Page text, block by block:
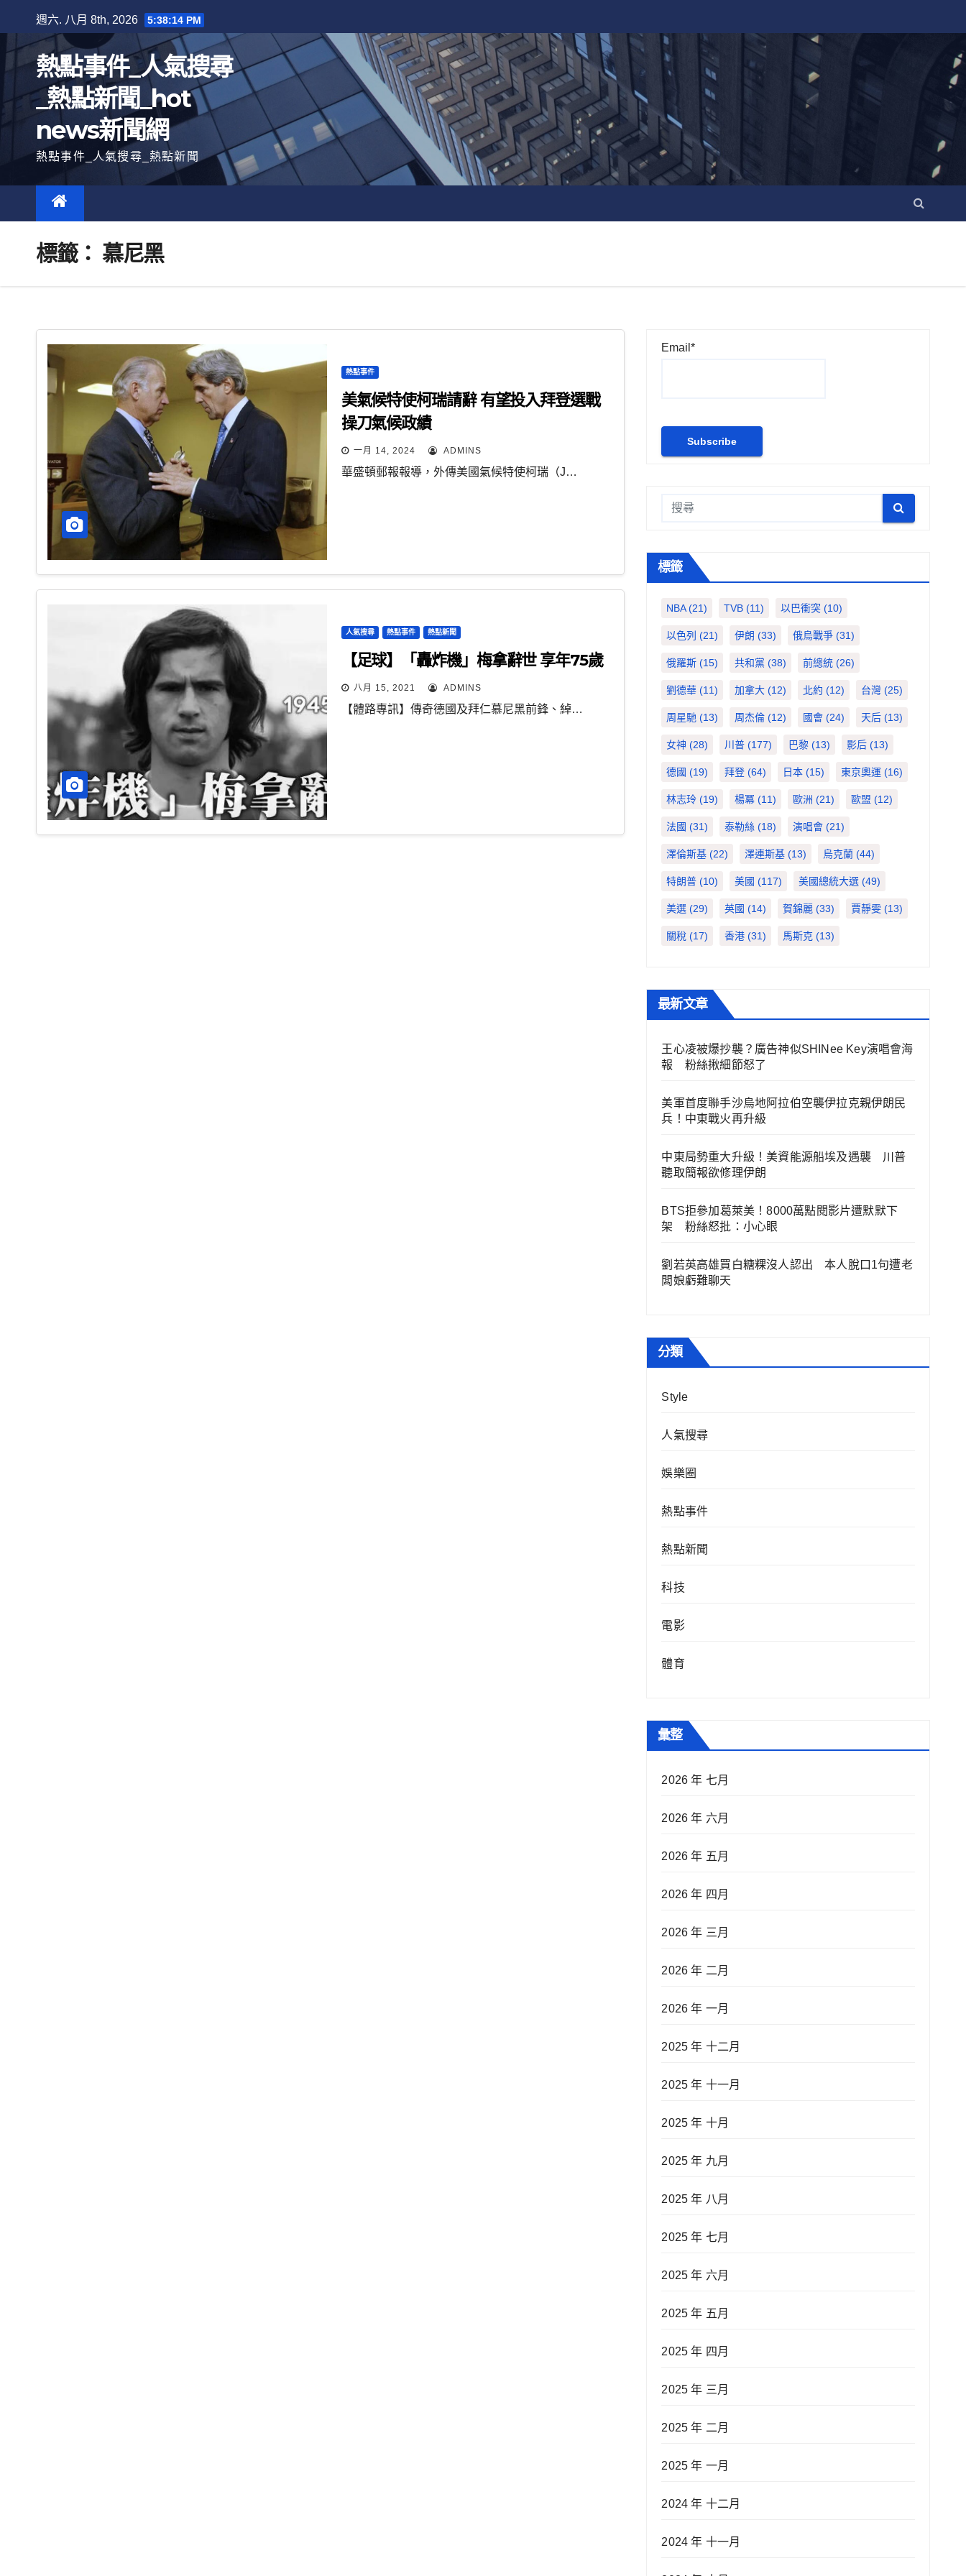
至
內
週六. 八月 8th, 2026 5:38:15 PM
熱點事件_人氣搜尋
_熱點新聞_hot
news新聞網
熱點事件_人氣搜尋_熱點新聞
標籤： 慕尼黑
熱點事件
美氣候特使柯瑞請辭 有望投入拜登選戰
操刀氣候政績
一月 14, 2024 ADMINS
華盛頓郵報報導，外傳美國氣候特使柯瑞（J…
人氣搜尋 熱點事件 熱點新聞
【足球】「轟炸機」梅拿辭世 享年75歲
八月 15, 2021 ADMINS
【體路專訊】傳奇德國及拜仁慕尼黑前鋒、綽…
Email*
標籤
NBA(21) TVB (11) 以巴衝突 (10)
以色列 (21) 伊朗 (33) 俄烏戰爭 (31)
俄羅斯 (15) 共和黨 (38) 前總統 (26)
劉德華 (11) 加拿大 (12) 北約 (12) 台灣 (25)
周星馳 (13) 周杰倫 (12) 國會 (24) 天后 (13)
女神 (28) 川普 (177) 巴黎 (13) 影后 (13)
德國 (19) 拜登 (64) 日本 (15) 東京奧運 (16)
林志玲 (19) 楊冪 (11) 歐洲 (21) 歐盟 (12)
法國 (31) 泰勒絲 (18) 演唱會 (21)
澤倫斯基 (22) 澤連斯基 (13) 烏克蘭 (44)
特朗普 (10) 美國 (117) 美國總統大選 (49)
美選 (29) 英國 (14) 賀錦麗 (33) 賈靜雯 (13)
關稅 (17) 香港 (31) 馬斯克 (13)
最新文章
王心凌被爆抄襲？廣告神似SHINee Key演唱會海
報 粉絲揪細節怒了
美軍首度聯手沙烏地阿拉伯空襲伊拉克親伊朗民
兵！中東戰火再升級
中東局勢重大升級！美資能源船埃及遇襲 川普
聽取簡報欲修理伊朗
BTS拒參加葛萊美！8000萬點閱影片遭默默下
架 粉絲怒批：小心眼
劉若英高雄買白糖粿沒人認出 本人脫口1句遭老
闆娘虧難聊天
分類
Style
人氣搜尋
娛樂圈
熱點事件
熱點新聞
科技
電影
體育
彙整
2026 年 七月
2026 年 六月
2026 年 五月
2026 年 四月
2026 年 三月
2026 年 二月
2026 年 一月
2025 年 十二月
2025 年 十一月
2025 年 十月
2025 年 九月
2025 年 八月
2025 年 七月
2025 年 六月
2025 年 五月
2025 年 四月
2025 年 三月
2025 年 二月
2025 年 一月
2024 年 十二月
2024 年 十一月